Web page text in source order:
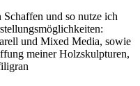
und so nutze ich
und Mixed Media, sowie
meiner Holzskulpturen,